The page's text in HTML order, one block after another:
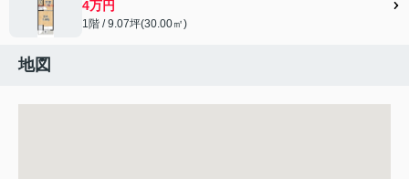
4万円
1階 / 9.07坪(30.00㎡)
地図